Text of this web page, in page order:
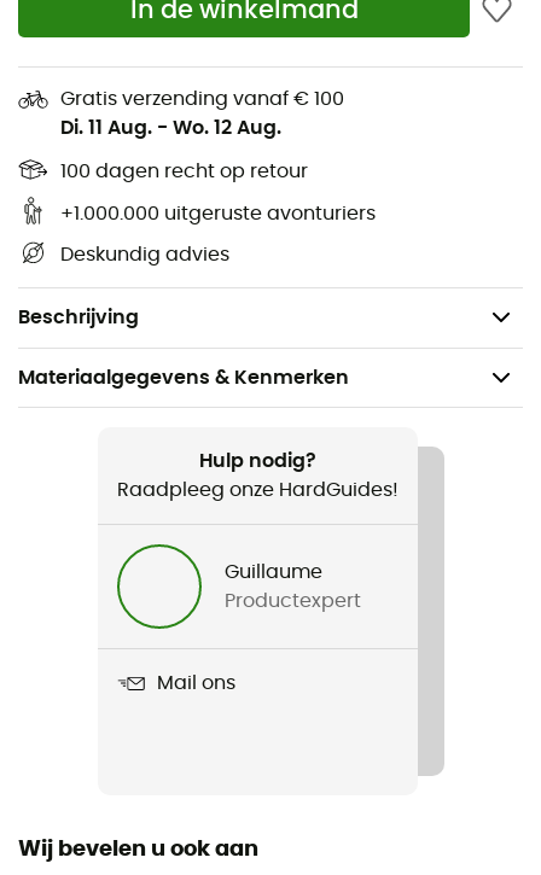
In de winkelmand
Gratis verzending vanaf € 100
Di. 11 Aug. - Wo. 12 Aug.
100 dagen recht op retour
+1.000.000 uitgeruste avonturiers
Deskundig advies
Beschrijving
Het flexibele rietje is duurzaam en gemakkelijk
schoon te maken
Het rietje past gemakkelijk in je favoriete Hydro
Flask glas
Het deksel met rietje is niet bedoeld voor gebruik
met warme dranken
Materiaalgegevens & Kenmerken
Wandelen / Kamperen / Dagelijks Leven / Bivak
Heren / Dames
Medium Press-In Straw Lid
Hulp nodig?
Raadpleeg onze HardGuides!
Guillaume
Productexpert
Mail ons
Wij bevelen u ook aan